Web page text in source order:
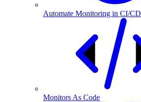
Automate Monitoring in CI/CD
Monitors As Code